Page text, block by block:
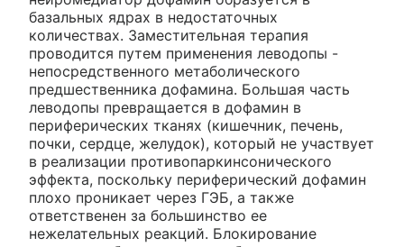
базальных ядрах в недостаточных
количествах. Заместительная терапия
проводится путем применения леводопы -
непосредственного метаболического
предшественника дофамина. Большая часть
леводопы превращается в дофамин в
периферических тканях (кишечник, печень,
почки, сердце, желудок), который не участвует
в реализации противопаркинсонического
эффекта, поскольку периферический дофамин
плохо проникает через ГЭБ, а также
ответственен за большинство ее
нежелательных реакций. Блокирование